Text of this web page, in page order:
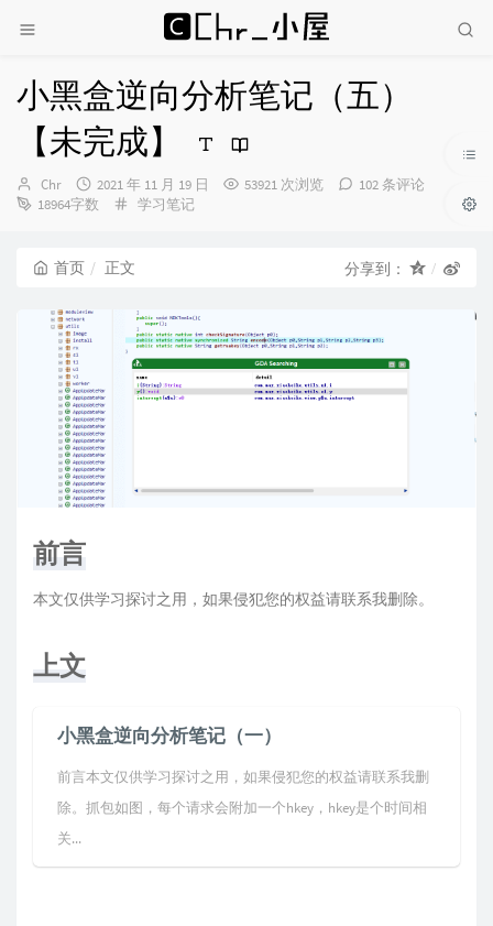
小黑盒逆向分析笔记（五）
【未完成】
博
主：
Chr
发
布
2021 年 11 月 19 日 53921 次浏览
102 条评论
18964字数
分
学习笔记
首页 正文 分享到：
前言
本文仅供学习探讨之用，如果侵犯您的权益请联系我删除。
上文
小黑盒逆向分析笔记（一）
前言本文仅供学习探讨之用，如果侵犯您的权益请联系我删
除。抓包如图，每个请求会附加一个hkey，hkey是个时间相
关...